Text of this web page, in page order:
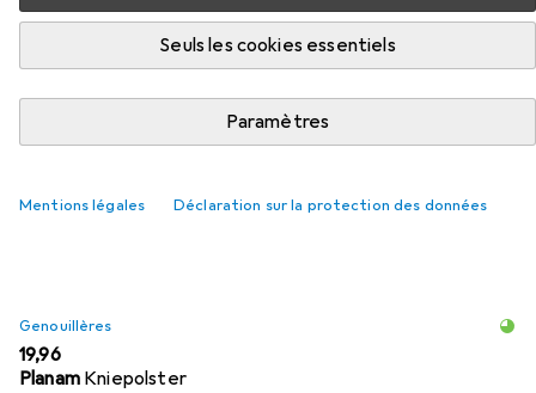
Seuls les cookies essentiels
Paramètres
Mentions légales Déclaration sur la protection des données
Pantalon à ceinture
Ici, vous trouverez des accessoires compatibles avec le
produit Planam Pantalon à ceinture de la catégorie
Liste des produits
Genouillères
EUR
19,96
Planam Kniepolster